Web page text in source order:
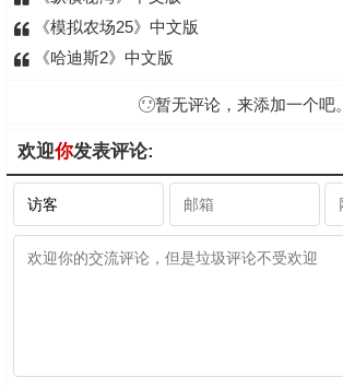
《模拟农场25》中文版
《哈迪斯2》中文版
暂无评论，来添加一个吧。
欢迎你发表评论: